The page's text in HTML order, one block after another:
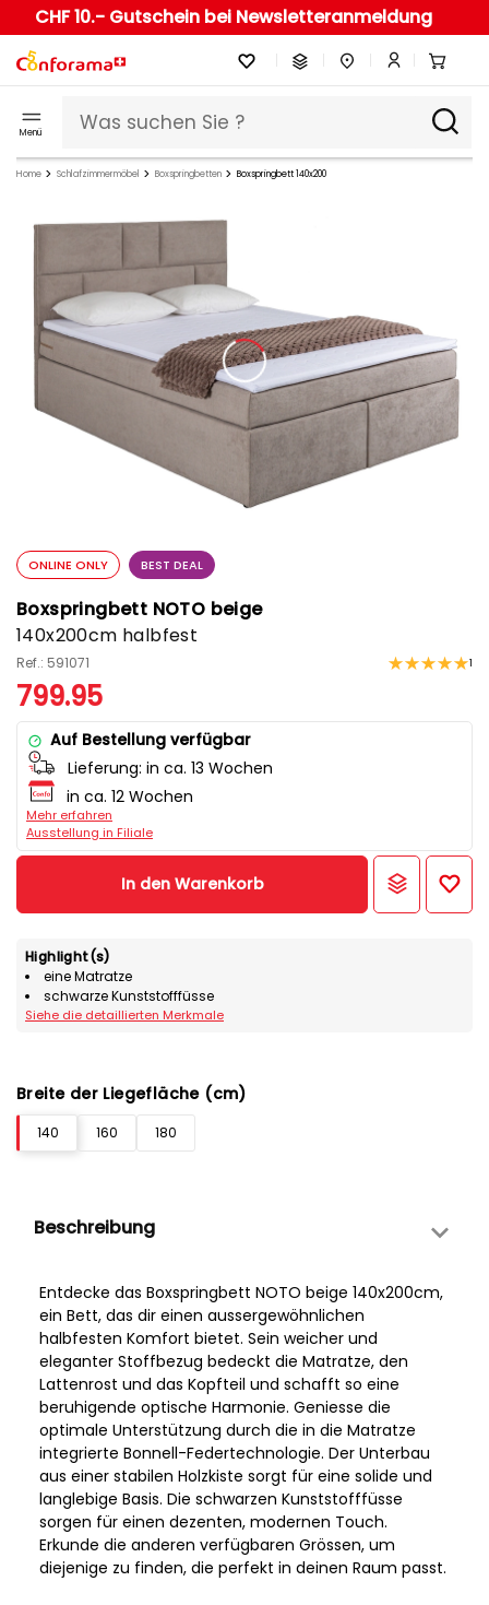
CHF 10.- Gutschein bei Newsletteranmeldung
Menü
Home Schlafzimmermöbel Boxspringbetten Boxspringbett 140x200
ONLINE ONLY BEST DEAL
Boxspringbett NOTO beige
140x200cm halbfest
Ref.: 591071 1
799.95
Auf Bestellung verfügbar
Lieferung: in ca. 13 Wochen
in ca. 12 Wochen
Mehr erfahren
Ausstellung in Filiale
In den Warenkorb
Highlight(s)
eine Matratze
schwarze Kunststofffüsse
Siehe die detaillierten Merkmale
Breite der Liegefläche (cm)
140 160 180
Beschreibung
Entdecke das Boxspringbett NOTO beige 140x200cm,
ein Bett, das dir einen aussergewöhnlichen
halbfesten Komfort bietet. Sein weicher und
eleganter Stoffbezug bedeckt die Matratze, den
Lattenrost und das Kopfteil und schafft so eine
beruhigende optische Harmonie. Geniesse die
optimale Unterstützung durch die in die Matratze
integrierte Bonnell-Federtechnologie. Der Unterbau
aus einer stabilen Holzkiste sorgt für eine solide und
langlebige Basis. Die schwarzen Kunststofffüsse
sorgen für einen dezenten, modernen Touch.
Erkunde die anderen verfügbaren Grössen, um
diejenige zu finden, die perfekt in deinen Raum passt.